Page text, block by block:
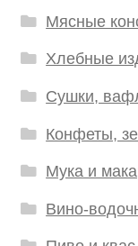
Мясные
Хлебные
Сушки,
Конфеты,
Мука и
Вино-